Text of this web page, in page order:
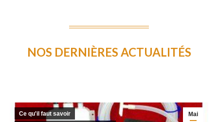
NOS DERNIÈRES ACTUALITÉS
Mai
Ce qu'il faut savoir